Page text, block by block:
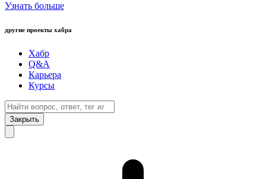
Узнать больше
другие проекты хабра
Хабр
Q&A
Карьера
Курсы
Закрыть